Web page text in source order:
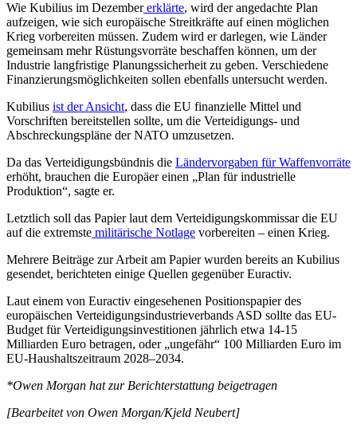
Wie Kubilius im Dezember erklärte, wird der angedachte Plan
aufzeigen, wie sich europäische Streitkräfte auf einen möglichen
Krieg vorbereiten müssen. Zudem wird er darlegen, wie Länder
gemeinsam mehr Rüstungsvorräte beschaffen können, um der
Industrie langfristige Planungssicherheit zu geben. Verschiedene
Finanzierungsmöglichkeiten sollen ebenfalls untersucht werden.
Kubilius ist der Ansicht, dass die EU finanzielle Mittel und
Vorschriften bereitstellen sollte, um die Verteidigungs- und
Abschreckungspläne der NATO umzusetzen.
Da das Verteidigungsbündnis die Ländervorgaben für Waffenvorräte
erhöht, brauchen die Europäer einen „Plan für industrielle
Produktion“, sagte er.
Letztlich soll das Papier laut dem Verteidigungskommissar die EU
auf die extremste militärische Notlage vorbereiten – einen Krieg.
Mehrere Beiträge zur Arbeit am Papier wurden bereits an Kubilius
gesendet, berichteten einige Quellen gegenüber Euractiv.
Laut einem von Euractiv eingesehenen Positionspapier des
europäischen Verteidigungsindustrieverbands ASD sollte das EU-
Budget für Verteidigungsinvestitionen jährlich etwa 14-15
Milliarden Euro betragen, oder „ungefähr“ 100 Milliarden Euro im
EU-Haushaltszeitraum 2028–2034.
*Owen Morgan hat zur Berichterstattung beigetragen
[Bearbeitet von Owen Morgan/Kjeld Neubert]